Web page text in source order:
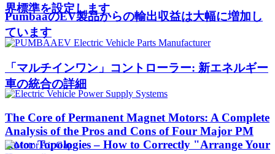
界標準を設定します
PumbaaのEV製品からの輸出収益は大幅に増加し
ています
「マルチインワン」コントローラー: 新エネルギー
車の統合の詳細
The Core of Permanent Magnet Motors: A Complete
Analysis of the Pros and Cons of Four Major PM
Rotor Topologies – How to Correctly "Arrange Your